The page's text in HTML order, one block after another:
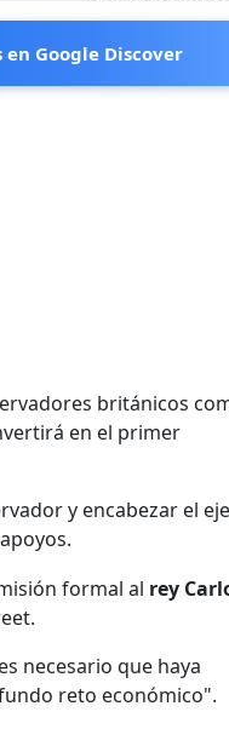
en Google Discover
británicos
en el primer
y encabezar el
formal al rey
necesario que haya
reto económico".